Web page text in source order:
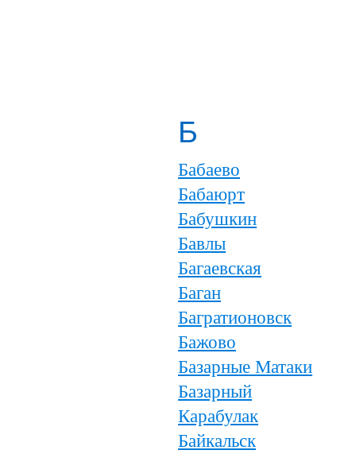
Б
Бабаево
Бабаюрт
Бабушкин
Бавлы
Багаевская
Баган
Багратионовск
Бажово
Базарные Матаки
Базарный
Карабулак
Байкальск